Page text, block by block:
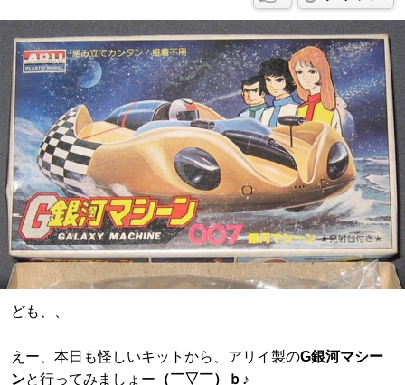
ども、、
えー、本日も怪しいキットから、アリイ製のG銀河マシー
ンと行ってみましょー （￣▽￣）ｂ♪